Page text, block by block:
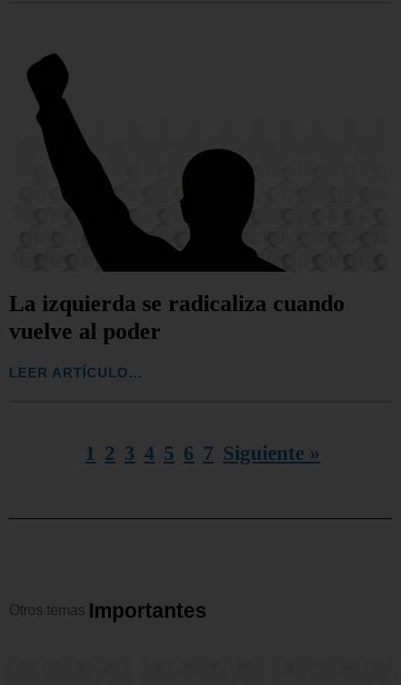
La izquierda se radicaliza cuando
vuelve al poder
LEER ARTÍCULO...
1 2 3 4 5 6 7 Siguiente »
Otros temas Importantes